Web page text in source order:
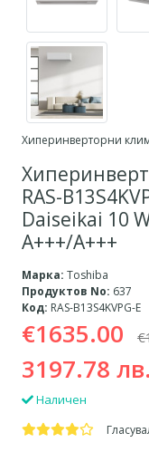
Хиперинверторни
RAS-
Daiseikai 10
A+++/А+++
Марка: Toshiba
Продуктов No: 637
Код: RAS-B13S4KVPG-E
€1635.00
3197.78 лв.
Наличен